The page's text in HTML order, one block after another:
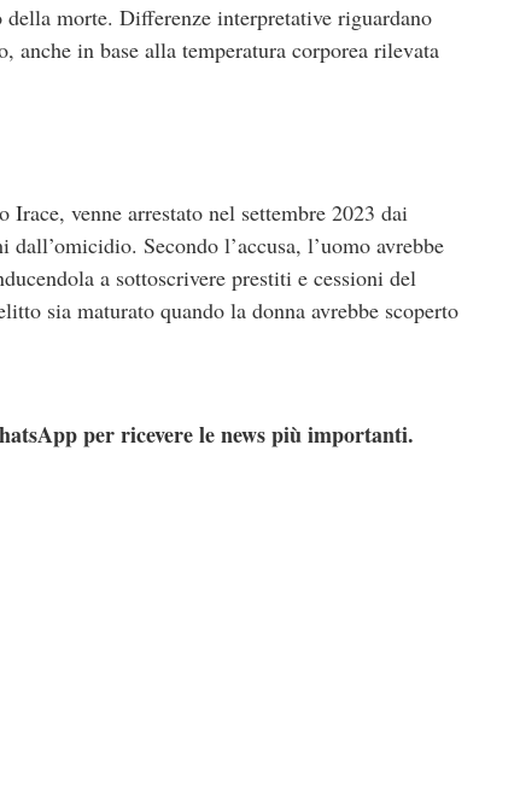
della morte. Differenze interpretative riguardano
in base alla temperatura corporea rilevata
venne arrestato nel settembre 2023 dai
Secondo l’accusa, l’uomo avrebbe
a sottoscrivere prestiti e cessioni del
sia maturato quando la donna avrebbe scoperto
per ricevere le news più importanti.